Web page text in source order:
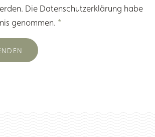
Die Datenschutzerklärung habe
genommen. *